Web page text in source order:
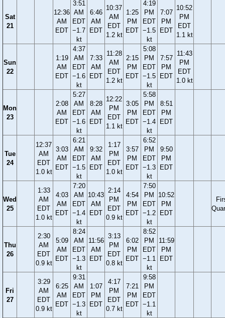
Sat
21
12:36
AM
EDT
3:51
AM
EDT
−1.7
kt
6:46
AM
EDT
10:37
AM
EDT
1.2 kt
1:25
PM
EDT
4:19
PM
EDT
−1.5
kt
7:07
PM
EDT
10:52
PM
EDT
1.1 kt
Sun
22
1:19
AM
EDT
4:37
AM
EDT
−1.6
kt
7:33
AM
EDT
11:28
AM
EDT
1.2 kt
2:15
PM
EDT
5:08
PM
EDT
−1.5
kt
7:57
PM
EDT
11:43
PM
EDT
1.0 kt
Mon
23
2:08
AM
EDT
5:27
AM
EDT
−1.6
kt
8:28
AM
EDT
12:22
PM
EDT
1.1 kt
3:05
PM
EDT
5:58
PM
EDT
−1.4
kt
8:51
PM
EDT
Tue
24
12:37
AM
EDT
1.0 kt
3:03
AM
EDT
6:21
AM
EDT
−1.5
kt
9:32
AM
EDT
1:17
PM
EDT
1.0 kt
3:57
PM
EDT
6:52
PM
EDT
−1.3
kt
9:50
PM
EDT
Wed
25
1:33
AM
EDT
1.0 kt
4:03
AM
EDT
7:20
AM
EDT
−1.4
kt
10:43
AM
EDT
2:14
PM
EDT
0.9 kt
4:54
PM
EDT
7:50
PM
EDT
−1.2
kt
10:52
PM
EDT
Thu
26
2:30
AM
EDT
0.9 kt
5:09
AM
EDT
8:24
AM
EDT
−1.3
kt
11:56
AM
EDT
3:13
PM
EDT
0.8 kt
6:02
PM
EDT
8:52
PM
EDT
−1.1
kt
11:59
PM
EDT
Fri
27
3:29
AM
EDT
0.9 kt
6:25
AM
EDT
9:31
AM
EDT
−1.3
kt
1:07
PM
EDT
4:17
PM
EDT
0.7 kt
7:21
PM
EDT
9:58
PM
EDT
−1.1
kt